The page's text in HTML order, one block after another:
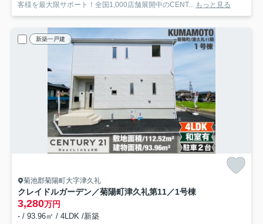
客様を最大限サポート！全国1,000店舗展開中のCENT... もっと見る
新築一戸建
菊池郡菊陽町大字津久礼
クレイドルガーデン／菊陽町津久礼第11／1号棟
3,280万円
- / 93.96㎡ / 4LDK /新築